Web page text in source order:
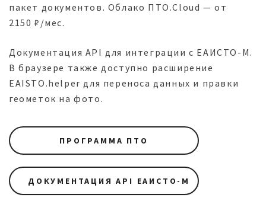
пакет документов. Облако ПТО.Cloud — от
2150 ₽/мес.
Документация API для интеграции с ЕАИСТО-М.
В браузере также доступно расширение
EAISTO.helper для переноса данных и правки
геометок на фото.
ПРОГРАММА ПТО
ДОКУМЕНТАЦИЯ API ЕАИСТО-М